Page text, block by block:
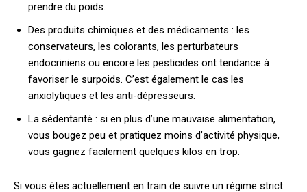
prendre du poids.
Des produits chimiques et des médicaments : les
conservateurs, les colorants, les perturbateurs
endocriniens ou encore les pesticides ont tendance à
favoriser le surpoids. C’est également le cas les
anxiolytiques et les anti-dépresseurs.
La sédentarité : si en plus d’une mauvaise alimentation,
vous bougez peu et pratiquez moins d’activité physique,
vous gagnez facilement quelques kilos en trop.
Si vous êtes actuellement en train de suivre un régime strict